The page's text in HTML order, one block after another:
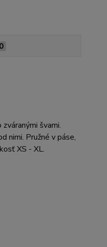
0
švami.
nimi. Pružné v páse,
XS - XL.